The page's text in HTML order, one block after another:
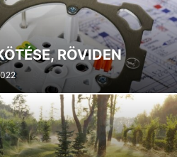
RÖVIDEN